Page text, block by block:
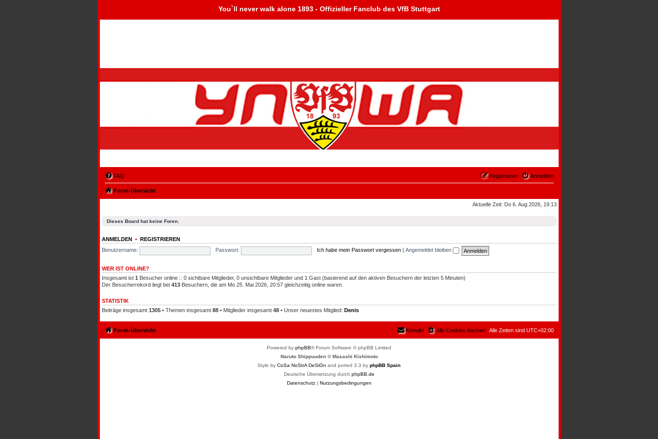
You`ll never walk alone 1893 - Offizieller Fanclub des VfB Stuttgart
FAQ Anmelden
Registrieren
Foren-Übersicht
Aktuelle Zeit: Do 6. Aug 2026, 19:13
Dieses Board hat keine Foren.
ANMELDEN• REGISTRIEREN
Benutzername:
Passwort: Ich habe mein Passwort vergessen Angemeldet bleiben
WER IST ONLINE?
Insgesamt ist 1 Besucher online :: 0 sichtbare Mitglieder, 0 unsichtbare Mitglieder und 1 Gast (basierend auf den aktiven Besuchern der letzten 5 Minuten)
Der Besucherrekord liegt bei 413Besuchern, die am Mo 25. Mai 2026, 20:57 gleichzeitig online waren.
STATISTIK
Beiträge insgesamt 1305• Themen insgesamt 88• Mitglieder insgesamt 48• Unser neuestes Mitglied: Denis
Foren-Übersicht Alle Zeiten sind UTC+02:00
Alle Cookies löschen
Kontakt
Powered by phpBB® Forum Software © phpBB Limited
Naruto Shippuuden © Masashi Kishimoto
Style by CoSa NoStrA DeSiGn and ported 3.3 by phpBB Spain
Deutsche Übersetzung durch phpBB.de
Datenschutz| Nutzungsbedingungen